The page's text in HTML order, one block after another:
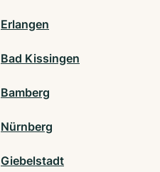
Erlangen
Bad Kissingen
Bamberg
Nürnberg
Giebelstadt